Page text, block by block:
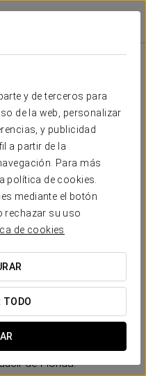
y de terceros para
de la web, personalizar
y publicidad
a partir de la
Para más
política de cookies.
mediante el botón
rechazar su uso
de cookies
TODO
Florida
Disfruta de un
Langford, usando el
perfecta.
de Florida.